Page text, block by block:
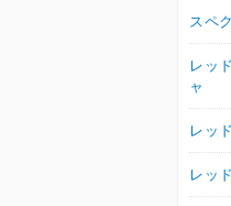
スペ
レッ
ャ
レッ
レッ